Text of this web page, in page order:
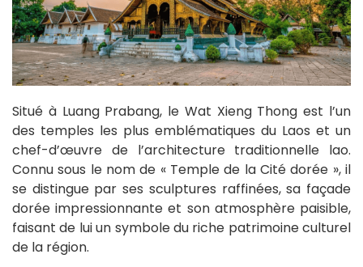
Situé à Luang Prabang, le Wat Xieng Thong est l’un
des temples les plus emblématiques du Laos et un
chef-d’œuvre de l’architecture traditionnelle lao.
Connu sous le nom de « Temple de la Cité dorée », il
se distingue par ses sculptures raffinées, sa façade
dorée impressionnante et son atmosphère paisible,
faisant de lui un symbole du riche patrimoine culturel
de la région.